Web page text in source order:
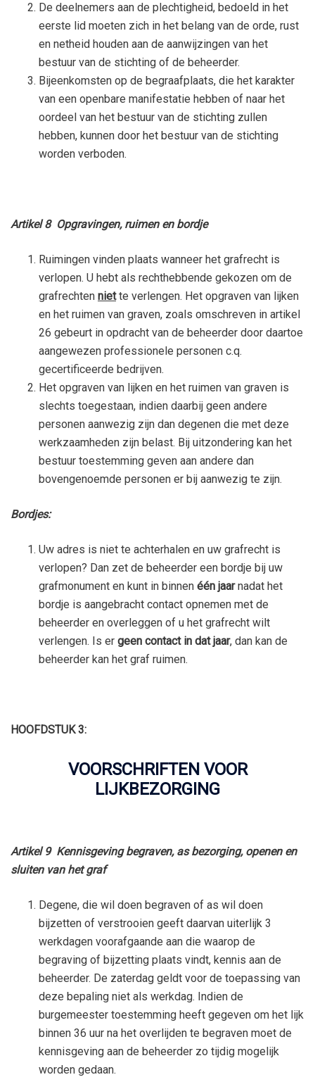
De deelnemers aan de plechtigheid, bedoeld in het
eerste lid moeten zich in het belang van de orde, rust
en netheid houden aan de aanwijzingen van het
bestuur van de stichting of de beheerder.
Bijeenkomsten op de begraafplaats, die het karakter
van een openbare manifestatie hebben of naar het
oordeel van het bestuur van de stichting zullen
hebben, kunnen door het bestuur van de stichting
worden verboden.
Artikel 8 Opgravingen, ruimen en bordje
Ruimingen vinden plaats wanneer het grafrecht is
verlopen. U hebt als rechthebbende gekozen om de
grafrechten niette verlengen. Het opgraven van lijken
en het ruimen van graven, zoals omschreven in artikel
26 gebeurt in opdracht van de beheerder door daartoe
aangewezen professionele personen c.q.
gecertificeerde bedrijven.
Het opgraven van lijken en het ruimen van graven is
slechts toegestaan, indien daarbij geen andere
personen aanwezig zijn dan degenen die met deze
werkzaamheden zijn belast. Bij uitzondering kan het
bestuur toestemming geven aan andere dan
bovengenoemde personen er bij aanwezig te zijn.
Bordjes:
Uw adres is niet te achterhalen en uw grafrecht is
verlopen? Dan zet de beheerder een bordje bij uw
grafmonument en kunt in binnen één jaarnadat het
bordje is aangebracht contact opnemen met de
beheerder en overleggen of u het grafrecht wilt
verlengen. Is er geen contact in dat jaar, dan kan de
beheerder kan het graf ruimen.
HOOFDSTUK 3:
VOORSCHRIFTEN VOOR
LIJKBEZORGING
Artikel 9 Kennisgeving begraven, as bezorging, openen en
sluiten van het graf
Degene, die wil doen begraven of as wil doen
bijzetten of verstrooien geeft daarvan uiterlijk 3
werkdagen voorafgaande aan die waarop de
begraving of bijzetting plaats vindt, kennis aan de
beheerder. De zaterdag geldt voor de toepassing van
deze bepaling niet als werkdag. Indien de
burgemeester toestemming heeft gegeven om het lijk
binnen 36 uur na het overlijden te begraven moet de
kennisgeving aan de beheerder zo tijdig mogelijk
worden gedaan.